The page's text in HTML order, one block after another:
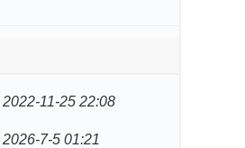
2022-11-25 22:08
2026-7-5 01:21